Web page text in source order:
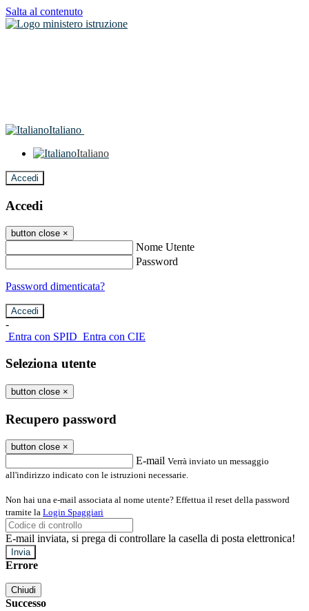
Salta al contenuto
Italiano
Italiano
Accedi
Accedi
button close ×
Nome Utente
Password
Password dimenticata?
-
Entra con SPID Entra con CIE
Seleziona utente
button close ×
Recupero password
button close ×
E-mail Verrà inviato un messaggio
all'indirizzo indicato con le istruzioni necessarie.
Non hai una e-mail associata al nome utente? Effettua il reset della password
tramite la Login Spaggiari
E-mail inviata, si prega di controllare la casella di posta elettronica!
Errore
Chiudi
Successo